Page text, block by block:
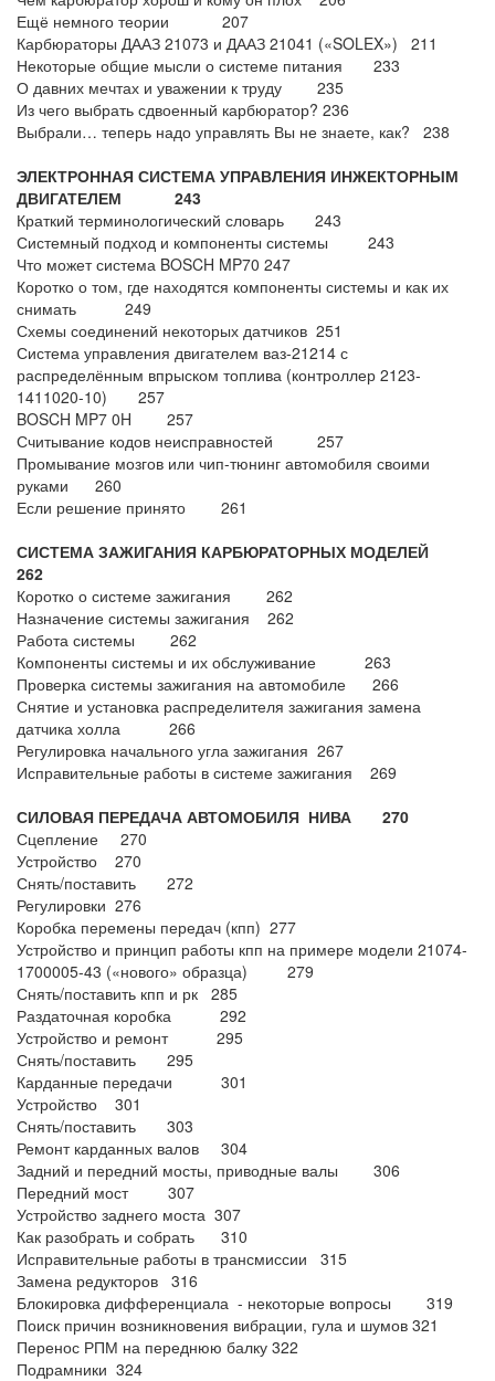
Ещё немного теории 207
Карбюраторы ДААЗ 21073 и ДААЗ 21041 («SOLEX») 211
Некоторые общие мысли о системе питания 233
О давних мечтах и уважении к труду 235
Из чего выбрать сдвоенный карбюратор? 236
Выбрали… теперь надо управлять Вы не знаете, как? 238
ЭЛЕКТРОННАЯ СИСТЕМА УПРАВЛЕНИЯ ИНЖЕКТОРНЫМ
ДВИГАТЕЛЕМ 243
Краткий терминологический словарь 243
Системный подход и компоненты системы 243
Что может система BOSCH MP70 247
Коротко о том, где находятся компоненты системы и как их
снимать 249
Схемы соединений некоторых датчиков 251
Система управления двигателем ваз-21214 с
распределённым впрыском топлива (контроллер 2123-
1411020-10) 257
BOSCH MP7 0H 257
Считывание кодов неисправностей 257
Промывание мозгов или чип-тюнинг автомобиля своими
руками 260
Если решение принято 261
СИСТЕМА ЗАЖИГАНИЯ КАРБЮРАТОРНЫХ МОДЕЛЕЙ
262
Коротко о системе зажигания 262
Назначение системы зажигания 262
Работа системы 262
Компоненты системы и их обслуживание 263
Проверка системы зажигания на автомобиле 266
Снятие и установка распределителя зажигания замена
датчика холла 266
Регулировка начального угла зажигания 267
Исправительные работы в системе зажигания 269
СИЛОВАЯ ПЕРЕДАЧА АВТОМОБИЛЯ НИВА 270
Сцепление 270
Устройство 270
Снять/поставить 272
Регулировки 276
Коробка перемены передач (кпп) 277
Устройство и принцип работы кпп на примере модели 21074-
1700005-43 («нового» образца) 279
Снять/поставить кпп и рк 285
Раздаточная коробка 292
Устройство и ремонт 295
Снять/поставить 295
Карданные передачи 301
Устройство 301
Снять/поставить 303
Ремонт карданных валов 304
Задний и передний мосты, приводные валы 306
Передний мост 307
Устройство заднего моста 307
Как разобрать и собрать 310
Исправительные работы в трансмиссии 315
Замена редукторов 316
Блокировка дифференциала - некоторые вопросы 319
Поиск причин возникновения вибрации, гула и шумов 321
Перенос РПМ на переднюю балку 322
Подрамники 324